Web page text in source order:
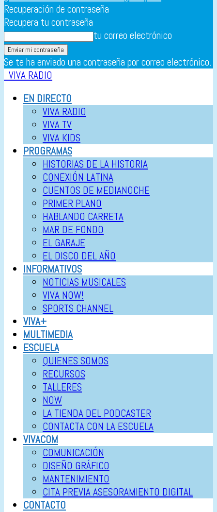
Recuperación de contraseña
Recupera tu contraseña
tu correo electrónico
Se te ha enviado una contraseña por correo electrónico.
VIVA RADIO
EN DIRECTO
VIVA RADIO
VIVA TV
VIVA KIDS
PROGRAMAS
HISTORIAS DE LA HISTORIA
CONEXIÓN LATINA
CUENTOS DE MEDIANOCHE
PRIMER PLANO
HABLANDO CARRETA
MAR DE FONDO
EL GARAJE
EL DISCO DEL AÑO
INFORMATIVOS
NOTICIAS MUSICALES
VIVA NOW!
SPORTS CHANNEL
VIVA+
MULTIMEDIA
ESCUELA
QUIENES SOMOS
RECURSOS
TALLERES
NOW
LA TIENDA DEL PODCASTER
CONTACTA CON LA ESCUELA
VIVACOM
COMUNICACIÓN
DISEÑO GRÁFICO
MANTENIMIENTO
CITA PREVIA ASESORAMIENTO DIGITAL
CONTACTO